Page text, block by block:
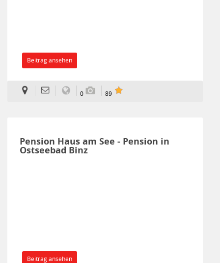
Beitrag ansehen
0 89
Pension Haus am See - Pension in
Ostseebad Binz
Beitrag ansehen